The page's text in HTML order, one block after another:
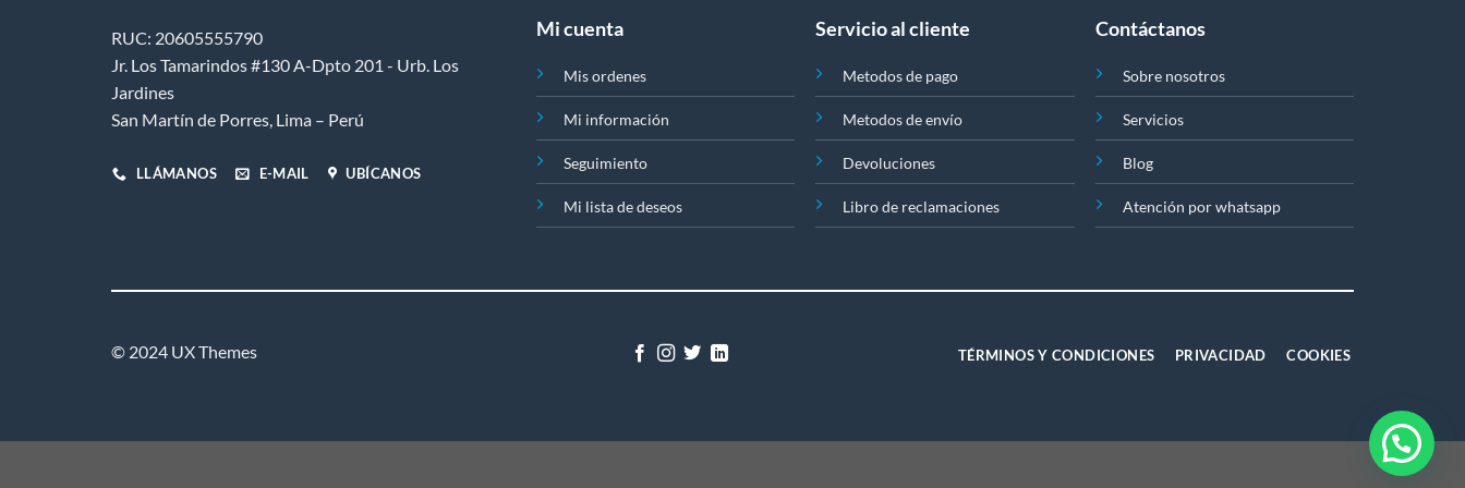
pueden
elegir
pueden
en
página
de
producto
RUC: 20605555790
Jr. Los Tamarindos #130 A-Dpto 201 - Urb. Los
Jardines
San Martín de Porres, Lima – Perú
LLÁMANOS E-MAIL UBÍCANOS
Mi cuenta
Mis ordenes
Mi información
Seguimiento
Mi lista de deseos
Servicio al cliente
Metodos de pago
Metodos de envío
Devoluciones
Libro de reclamaciones
Contáctanos
Sobre nosotros
Servicios
Blog
Atención por whatsapp
© 2024 UX Themes TÉRMINOS Y CONDICIONES PRIVACIDAD COOKIES